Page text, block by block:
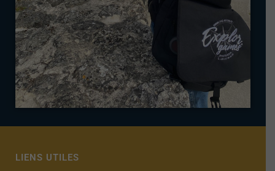
LIENS UTILES